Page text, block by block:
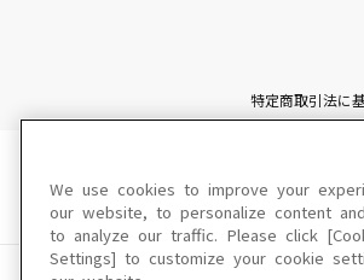
特定商取引法に
このサイトに
We use cookies to improve your
our website, to personalize content
to analyze our traffic. Please click
Settings] to customize your cookie